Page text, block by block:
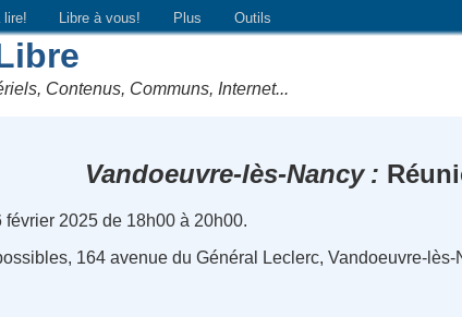
lire! Libre à vous! Plus Outils
Contenus, Communs, Internet...
Vandoeuvre-lès-Nancy
février 2025 de 18h00 à 20h00.
164 avenue du Général Leclerc, Vandoeuvre-lès-